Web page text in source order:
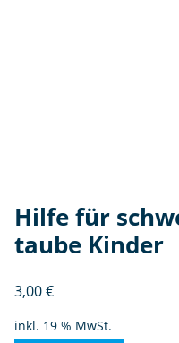
Hilfe für
taube Kinder
3,00€
inkl. 19 % MwSt.